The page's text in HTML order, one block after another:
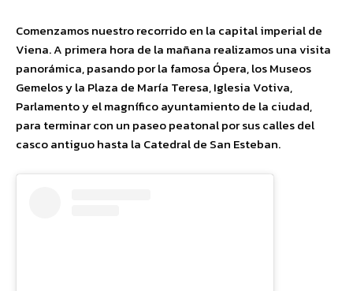
Comenzamos nuestro recorrido en la capital imperial de
Viena. A primera hora de la mañana realizamos una visita
panorámica, pasando por la famosa Ópera, los Museos
Gemelos y la Plaza de María Teresa, Iglesia Votiva,
Parlamento y el magnífico ayuntamiento de la ciudad,
para terminar con un paseo peatonal por sus calles del
casco antiguo hasta la Catedral de San Esteban.